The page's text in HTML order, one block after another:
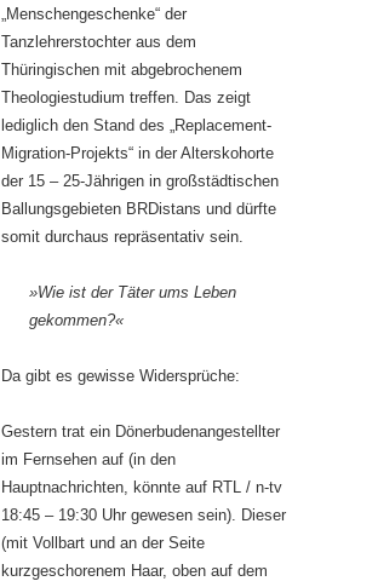
„Menschengeschenke“ der
Tanzlehrerstochter aus dem
Thüringischen mit abgebrochenem
Theologiestudium treffen. Das zeigt
lediglich den Stand des „Replacement-
Migration-Projekts“ in der Alterskohorte
der 15 – 25-Jährigen in großstädtischen
Ballungsgebieten BRDistans und dürfte
somit durchaus repräsentativ sein.
»Wie ist der Täter ums Leben
gekommen?«
Da gibt es gewisse Widersprüche:
Gestern trat ein Dönerbudenangestellter
im Fernsehen auf (in den
Hauptnachrichten, könnte auf RTL / n-tv
18:45 – 19:30 Uhr gewesen sein). Dieser
(mit Vollbart und an der Seite
kurzgeschorenem Haar, oben auf dem